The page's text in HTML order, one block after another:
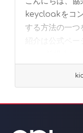
keycloakをコ
する方法の一
紹介は公式ペー